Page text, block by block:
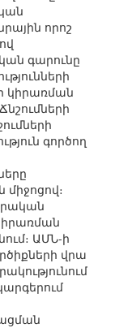
որոշ
գարունը
կիրառման
գործող
ԱՄՆ-ի
վրա